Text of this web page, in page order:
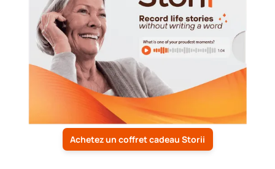
Achetez un coffret cadeau Storii